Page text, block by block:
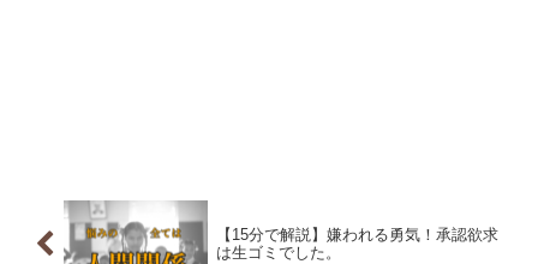
【15分で解説】嫌われる勇気！承認欲求
は生ゴミでした。